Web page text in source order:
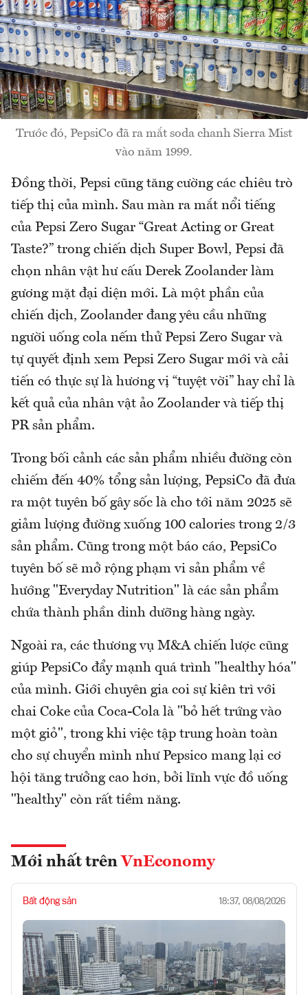
Trước đó, PepsiCo đã ra mắt soda chanh Sierra Mist
vào năm 1999.
Đồng thời, Pepsi cũng tăng cường các chiêu trò
tiếp thị của mình. Sau màn ra mắt nổi tiếng
của Pepsi Zero Sugar “Great Acting or Great
Taste?” trong chiến dịch Super Bowl, Pepsi đã
chọn nhân vật hư cấu Derek Zoolander làm
gương mặt đại diện mới. Là một phần của
chiến dịch, Zoolander đang yêu cầu những
người uống cola nếm thử Pepsi Zero Sugar và
tự quyết định xem Pepsi Zero Sugar mới và cải
tiến có thực sự là hương vị “tuyệt vời” hay chỉ là
kết quả của nhân vật ảo Zoolander và tiếp thị
PR sản phẩm.
Trong bối cảnh các sản phẩm nhiều đường còn
chiếm đến 40% tổng sản lượng, PepsiCo đã đưa
ra một tuyên bố gây sốc là cho tới năm 2025 sẽ
giảm lượng đường xuống 100 calories trong 2/3
sản phẩm. Cũng trong một báo cáo, PepsiCo
tuyên bố sẽ mở rộng phạm vi sản phẩm về
hướng "Everyday Nutrition" là các sản phẩm
chứa thành phần dinh dưỡng hàng ngày.
Ngoài ra, các thương vụ M&A chiến lược cũng
giúp PepsiCo đẩy mạnh quá trình "healthy hóa"
của mình. Giới chuyên gia coi sự kiên trì với
chai Coke của Coca-Cola là "bỏ hết trứng vào
một giỏ", trong khi việc tập trung hoàn toàn
cho sự chuyển mình như Pepsico mang lại cơ
hội tăng trưởng cao hơn, bởi lĩnh vực đồ uống
"healthy" còn rất tiềm năng.
Mới nhất trên VnEconomy
Bất động sản 18:37, 08/08/2026